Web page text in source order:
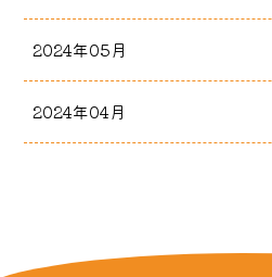
2024年05月
2024年04月